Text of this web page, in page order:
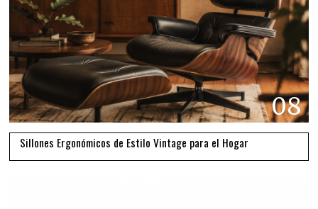
08
Sillones Ergonómicos de Estilo Vintage para el Hogar